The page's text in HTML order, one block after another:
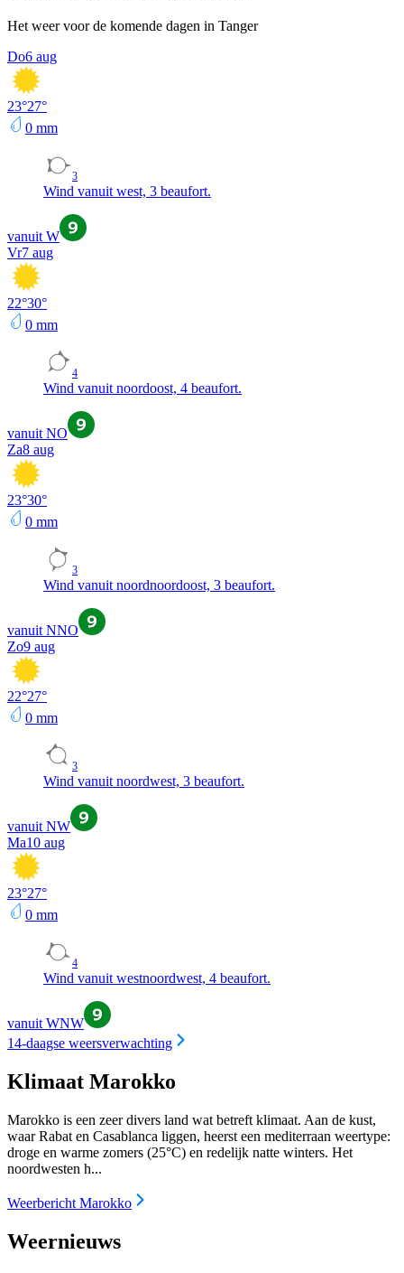
Het weer voor de komende dagen in Tanger
Do6 aug
23°27°
0 mm
3
Wind vanuit west, 3 beaufort.
vanuit W
Vr7 aug
22°30°
0 mm
4
Wind vanuit noordoost, 4 beaufort.
vanuit NO
Za8 aug
23°30°
0 mm
3
Wind vanuit noordnoordoost, 3 beaufort.
vanuit NNO
Zo9 aug
22°27°
0 mm
3
Wind vanuit noordwest, 3 beaufort.
vanuit NW
Ma10 aug
23°27°
0 mm
4
Wind vanuit westnoordwest, 4 beaufort.
vanuit WNW
14-daagse weersverwachting
Klimaat Marokko
Marokko is een zeer divers land wat betreft klimaat. Aan de kust,
waar Rabat en Casablanca liggen, heerst een mediterraan weertype:
droge en warme zomers (25°C) en redelijk natte winters. Het
noordwesten h...
Weerbericht Marokko
Weernieuws